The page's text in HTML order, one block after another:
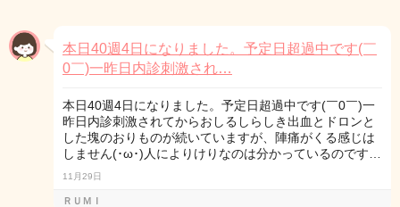
本日40週4日になりました。予定日超過中です(￣
0￣)一昨日内診刺激され…
本日40週4日になりました。予定日超過中です(￣0￣)一
昨日内診刺激されてからおしるしらしき出血とドロンと
した塊のおりものが続いていますが、陣痛がくる感じは
しません(･ω･)人によりけりなのは分かっているのです…
11月29日
ＲＵＭＩ